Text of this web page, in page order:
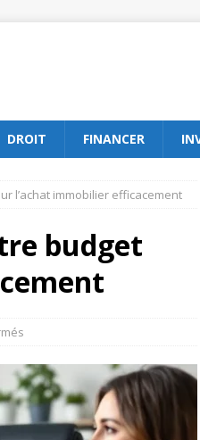
DROIT FINANCER
l’achat immobilier efficacement
budget